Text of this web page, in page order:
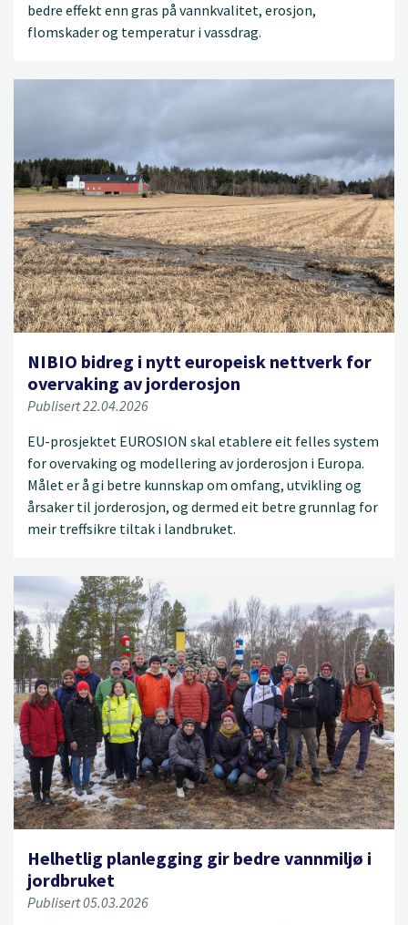
bedre effekt enn gras på vannkvalitet, erosjon,
flomskader og temperatur i vassdrag.
NIBIO bidreg i nytt europeisk nettverk for
overvaking av jorderosjon
Publisert 22.04.2026
EU-prosjektet EUROSION skal etablere eit felles system
for overvaking og modellering av jorderosjon i Europa.
Målet er å gi betre kunnskap om omfang, utvikling og
årsaker til jorderosjon, og dermed eit betre grunnlag for
meir treffsikre tiltak i landbruket.
Helhetlig planlegging gir bedre vannmiljø i
jordbruket
Publisert 05.03.2026